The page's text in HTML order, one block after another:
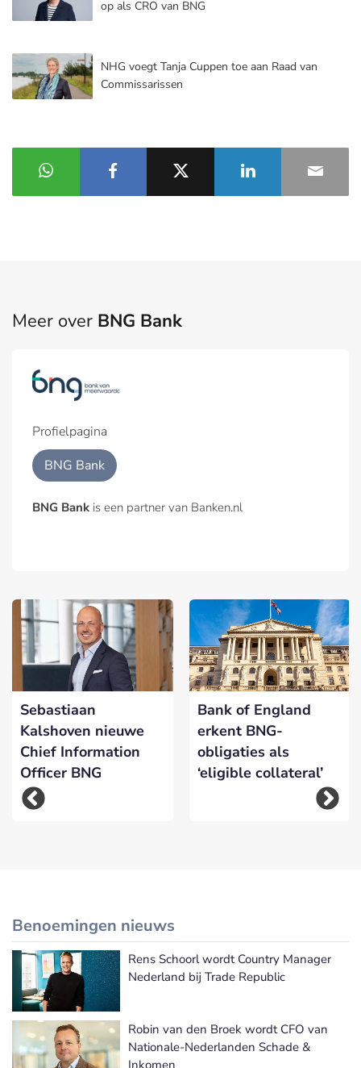
op als CRO van BNG
NHG voegt Tanja Cuppen toe aan Raad van
Commissarissen
Meer over BNG Bank
Profielpagina
BNG Bank
BNG Bank is een partner van Banken.nl
Sebastiaan
Kalshoven nieuwe
Chief Information
Officer BNG
Bank of England
erkent BNG-
obligaties als
‘eligible collateral’
Benoemingen nieuws
Meer Benoemingen nieuws
Rens Schoorl wordt Country Manager
Nederland bij Trade Republic
Robin van den Broek wordt CFO van
Nationale-Nederlanden Schade &
Inkomen